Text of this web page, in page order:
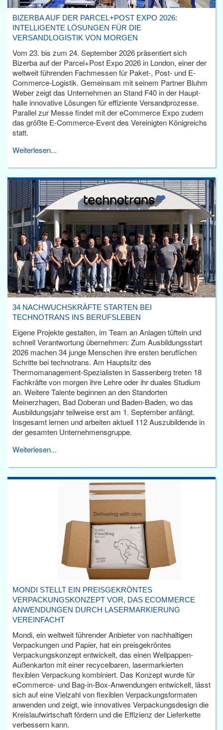
BIZERBA AUF DER PARCEL+POST EXPO 2026:
INTELLIGENTE LÖSUNGEN FÜR DIE
VERSANDLOGISTIK VON MORGEN
Vom 23. bis zum 24. September 2026 präsentiert sich
Bizerba auf der Parcel+Post Expo 2026 in London, einer der
weltweit führenden Fachmessen für Paket-, Post- und E-
Commerce-Logistik. Gemeinsam mit seinem Partner Bluhm
Weber zeigt das Unternehmen an Stand F40 in der Haupt­
halle innovative Lösungen für effiziente Versandprozesse.
Parallel zur Messe findet mit der eCommerce Expo zudem
das größte E-Commerce-Event des Vereinigten Königreichs
statt.
Weiterlesen...
34 NACHWUCHSKRÄFTE STARTEN BEI
TECHNOTRANS INS BERUFSLEBEN
Eigene Projekte gestalten, im Team an Anlagen tüfteln und
schnell Verantwortung übernehmen: Zum Ausbildungsstart
2026 machen 34 junge Menschen ihre ersten beruflichen
Schritte bei technotrans. Am Hauptsitz des
Thermomanagement-Spezialisten in Sassenberg treten 18
Fachkräfte von morgen ihre Lehre oder ihr duales Studium
an. Weitere Talente beginnen an den Standorten
Meinerzhagen, Bad Doberan und Baden-Baden, wo das
Ausbildungsjahr teilweise erst am 1. September anfängt.
Insgesamt lernen und arbeiten aktuell 112 Auszubildende in
der gesamten Unternehmensgruppe.
Weiterlesen...
MONDI STELLT EIN PREISGEKRÖNTES
VERPACKUNGSKONZEPT VOR, DAS ECOMMERCE
ANWENDUNGEN DURCH LASERMARKIERUNG
VEREINFACHT
Mondi, ein weltweit führender Anbieter von nachhaltigen
Verpackungen und Papier, hat ein preisgekröntes
Verpackungskonzept entwickelt, das einen Wellpappen-
Außenkarton mit einer recycelbaren, lasermarkierten
flexiblen Verpackung kombiniert. Das Konzept wurde für
eCommerce- und Bag-in-Box-Anwendungen entwickelt, lässt
sich auf eine Vielzahl von flexiblen Verpackungsformaten
anwenden und zeigt, wie innovatives Verpackungsdesign die
Kreislaufwirtschaft fördern und die Effizienz der Lieferkette
verbessern kann.